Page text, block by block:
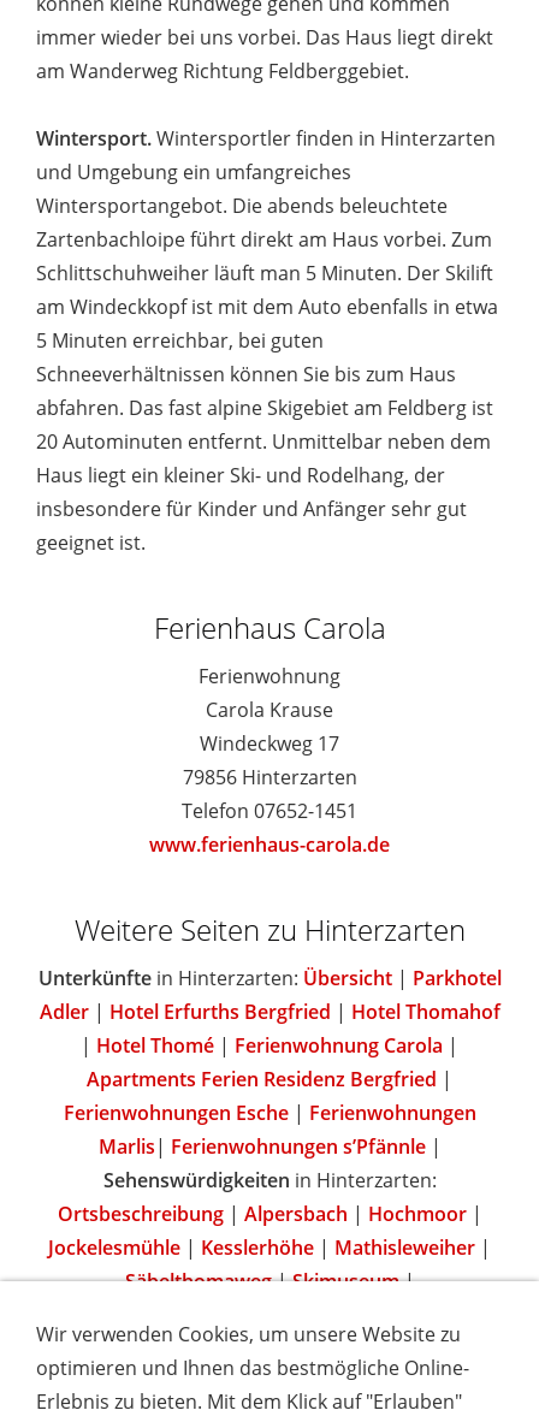
immer wieder bei uns vorbei. Das Haus liegt direkt
am Wanderweg Richtung Feldberggebiet.
Wintersport.Wintersportler finden in Hinterzarten
und Umgebung ein umfangreiches
Wintersportangebot. Die abends beleuchtete
Zartenbachloipe führt direkt am Haus vorbei. Zum
Schlittschuhweiher läuft man 5 Minuten. Der Skilift
am Windeckkopf ist mit dem Auto ebenfalls in etwa
5 Minuten erreichbar, bei guten
Schneeverhältnissen können Sie bis zum Haus
abfahren. Das fast alpine Skigebiet am Feldberg ist
20 Autominuten entfernt. Unmittelbar neben dem
Haus liegt ein kleiner Ski- und Rodelhang, der
insbesondere für Kinder und Anfänger sehr gut
geeignet ist.
Ferienhaus Carola
Ferienwohnung
Carola Krause
Windeckweg 17
79856 Hinterzarten
Telefon 07652-1451
www.ferienhaus-carola.de
Weitere Seiten zu Hinterzarten
Unterkünftein Hinterzarten: Übersicht| Parkhotel
Adler| Hotel Erfurths Bergfried | Hotel Thomahof
| Hotel Thomé | Ferienwohnung Carola |
Apartments Ferien Residenz Bergfried |
Ferienwohnungen Esche| Ferienwohnungen
Marlis| Ferienwohnungen s’Pfännle|
Sehenswürdigkeiten in Hinterzarten:
Ortsbeschreibung| Alpersbach | Hochmoor|
Jockelesmühle | Kesslerhöhe | Mathisleweiher |
Säbelthomaweg|Skimuseum|
IMPRESSUM COOKIES & DATENSCHUTZ
AGB
Wir verwenden Cookies, um unsere Website zu
optimieren und Ihnen das bestmögliche Online-
Erlebnis zu bieten. Mit dem Klick auf "Erlauben"